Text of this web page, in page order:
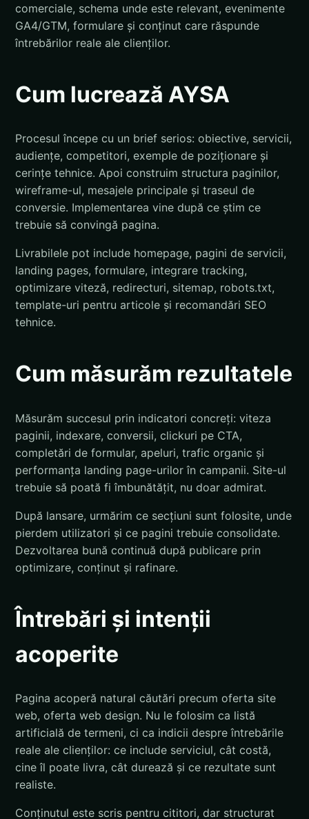
comerciale, schema unde este relevant, evenimente
GA4/GTM, formulare și conținut care răspunde
întrebărilor reale ale clienților.
Cum lucrează AYSA
Procesul începe cu un brief serios: obiective, servicii,
audiențe, competitori, exemple de poziționare și
cerințe tehnice. Apoi construim structura paginilor,
wireframe-ul, mesajele principale și traseul de
conversie. Implementarea vine după ce știm ce
trebuie să convingă pagina.
Livrabilele pot include homepage, pagini de servicii,
landing pages, formulare, integrare tracking,
optimizare viteză, redirecturi, sitemap, robots.txt,
template-uri pentru articole și recomandări SEO
tehnice.
Cum măsurăm rezultatele
Măsurăm succesul prin indicatori concreți: viteza
paginii, indexare, conversii, clickuri pe CTA,
completări de formular, apeluri, trafic organic și
performanța landing page-urilor în campanii. Site-ul
trebuie să poată fi îmbunătățit, nu doar admirat.
După lansare, urmărim ce secțiuni sunt folosite, unde
pierdem utilizatori și ce pagini trebuie consolidate.
Dezvoltarea bună continuă după publicare prin
optimizare, conținut și rafinare.
Întrebări și intenții
acoperite
Pagina acoperă natural căutări precum oferta site
web, oferta web design. Nu le folosim ca listă
artificială de termeni, ci ca indicii despre întrebările
reale ale clienților: ce include serviciul, cât costă,
cine îl poate livra, cât durează și ce rezultate sunt
realiste.
Conținutul este scris pentru cititori, dar structurat